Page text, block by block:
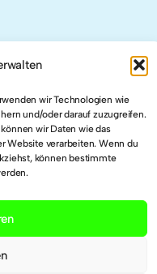
wir Technologien wie
und/oder darauf zuzugreifen.
wir Daten wie das
Website verarbeiten. Wenn du
können bestimmte